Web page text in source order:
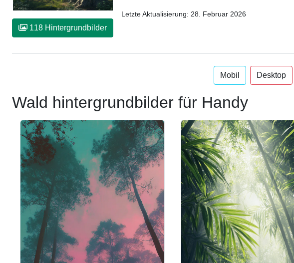
118 Hintergrundbilder
Letzte Aktualisierung: 28. Februar 2026
Mobil Desktop
Wald hintergrundbilder für Handy